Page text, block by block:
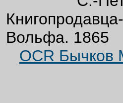
Вольфа. 1865
OCR Бычков